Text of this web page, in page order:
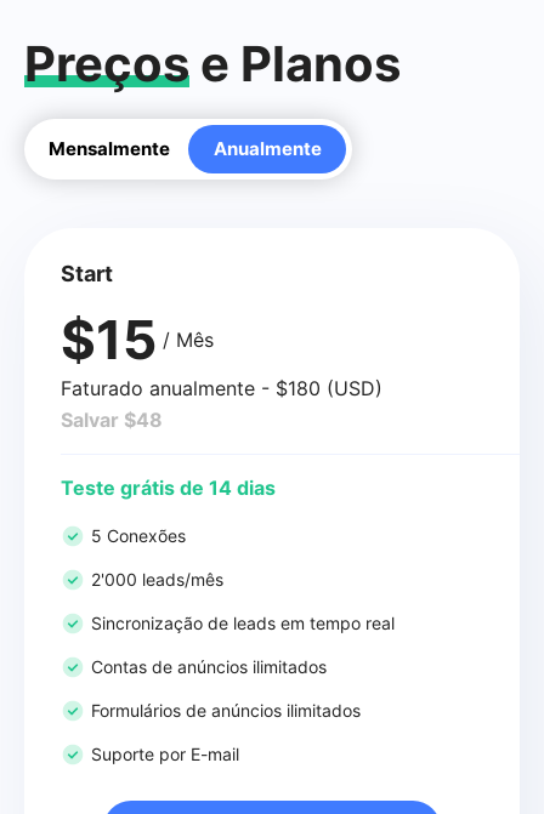
Preços e Planos
Mensalmente Anualmente
Start
$15 / Mês
Faturado anualmente - $180 (USD)
Salvar $48
Teste grátis de 14 dias
5 Conexões
2'000 leads/mês
Sincronização de leads em tempo real
Contas de anúncios ilimitados
Formulários de anúncios ilimitados
Suporte por E-mail